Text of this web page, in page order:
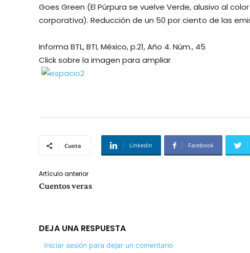
Goes Green (El Púrpura se vuelve Verde, alusivo al
corporativa). Reducción de un 50 por ciento de las
Informa BTL, BTL México, p.21, Año 4. Núm., 45
Click sobre la imagen para ampliar
Cuota Linkedin Facebook
Artículo anterior
Cuentos veras
DEJA UNA RESPUESTA
Iniciar sesión para dejar un comentario